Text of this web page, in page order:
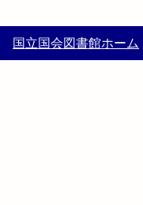
国立国会図書館ホーム